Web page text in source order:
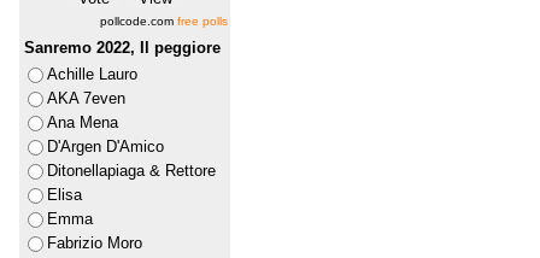
pollcode.com free polls
Sanremo 2022, Il peggiore
Achille Lauro
AKA 7even
Ana Mena
D'Argen D'Amico
Ditonellapiaga & Rettore
Elisa
Emma
Fabrizio Moro